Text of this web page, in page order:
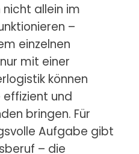
allein im
–
einzelnen
mit einer
können
effizient und
bringen. Für
Aufgabe gibt
– die